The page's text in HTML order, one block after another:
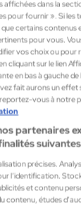
affichées dans la
pour fournir ». Si les
certains contenus
pour vous.
vos choix ou pour
cliquant sur le lien
en bas à gauche de
fait aurons un effet
vous à notre
partenaires
précises.
l’identification.
et contenu
contenu, études